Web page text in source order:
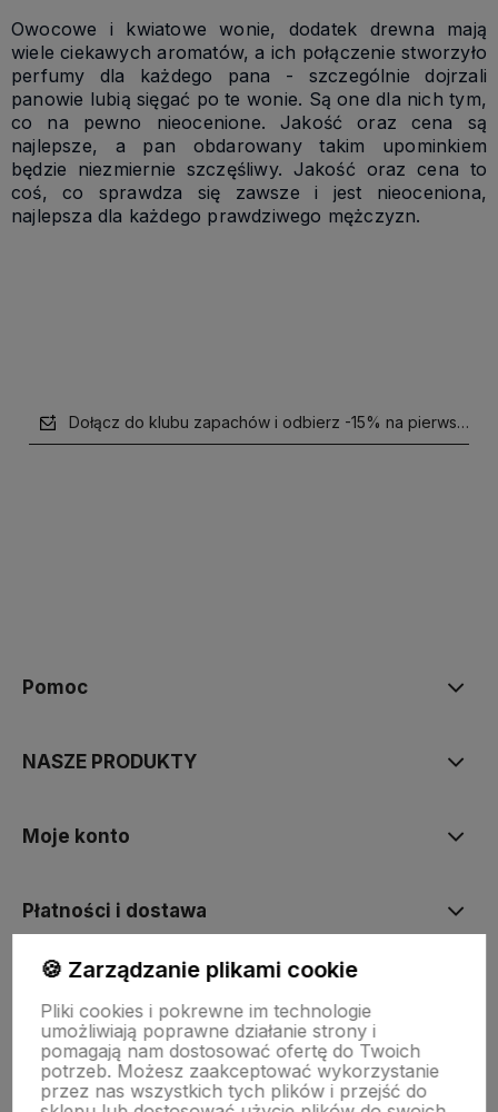
Owocowe i kwiatowe wonie, dodatek drewna mają
wiele ciekawych aromatów, a ich połączenie stworzyło
perfumy dla każdego pana - szczególnie dojrzali
panowie lubią sięgać po te wonie. Są one dla nich tym,
co na pewno nieocenione. Jakość oraz cena są
najlepsze, a pan obdarowany takim upominkiem
będzie niezmiernie szczęśliwy. Jakość oraz cena to
coś, co sprawdza się zawsze i jest nieoceniona,
najlepsza dla każdego prawdziwego mężczyzn.
Dołącz do klubu zapachów i odbierz -15% na pierwsze
Pomoc
NASZE PRODUKTY
Moje konto
Płatności i dostawa
Informacje
O nas
🍪 Zarządzanie plikami cookie
Pliki cookies i pokrewne im technologie
umożliwiają poprawne działanie strony i
pomagają nam dostosować ofertę do Twoich
potrzeb. Możesz zaakceptować wykorzystanie
przez nas wszystkich tych plików i przejść do